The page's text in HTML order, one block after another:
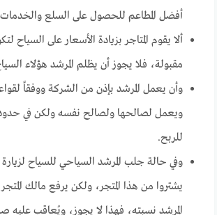
أفضل المطاعم للحصول على السلع والخدمات
ألا يقوم المتاجر بزيادة الأسعار على السياح
مقبولة، فلا يجوز أن يظلم المرشد هؤلاء
وأن يعمل المرشد بإذن من الشركة ووفقاً
ويعمل لصالحها ولصالح نفسه ولكن في حدود
للربح.
وفي حالة جلب المرشد السياحي للسياح
يشتروا من هذا المتجر، ولكن يرفع مالك
المرشد نسبته، فهذا لا يجوز، ويُعاقب عليه